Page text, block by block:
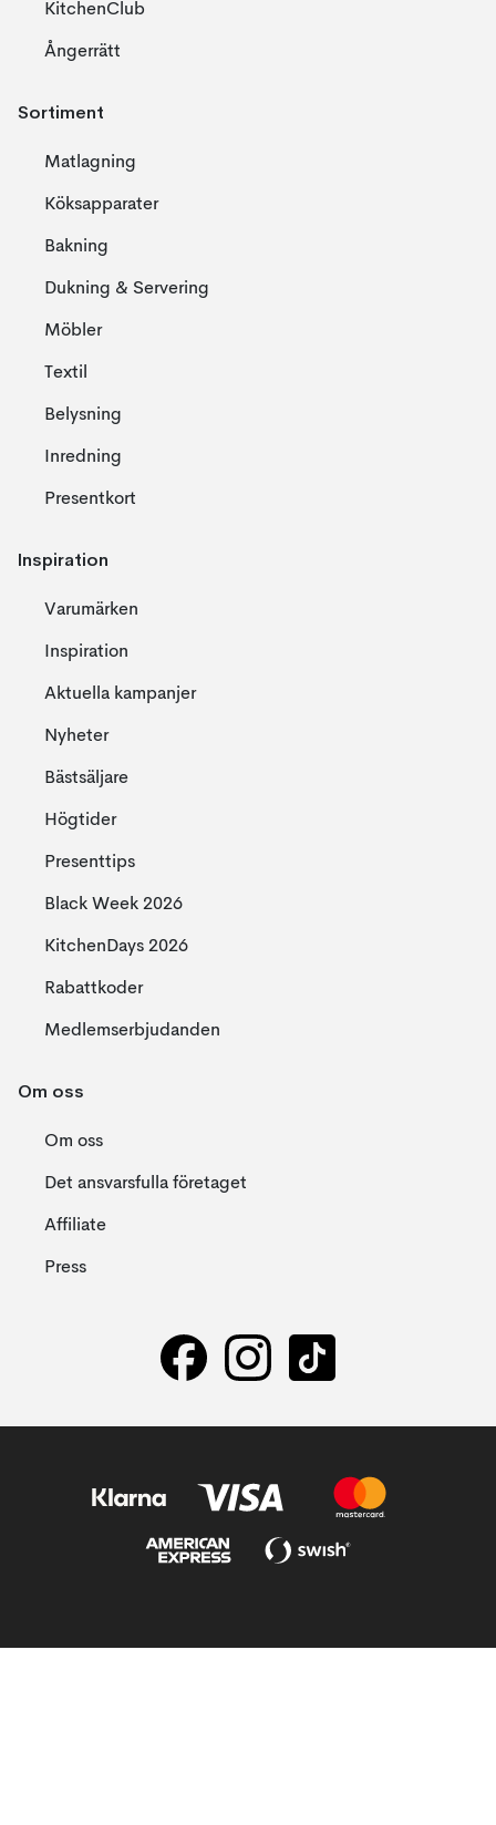
KitchenClub
Ångerrätt
Sortiment
Matlagning
Köksapparater
Bakning
Dukning & Servering
Möbler
Textil
Belysning
Inredning
Presentkort
Inspiration
Varumärken
Inspiration
Aktuella kampanjer
Nyheter
Bästsäljare
Högtider
Presenttips
Black Week 2026
KitchenDays 2026
Rabattkoder
Medlemserbjudanden
Om oss
Om oss
Det ansvarsfulla företaget
Affiliate
Press